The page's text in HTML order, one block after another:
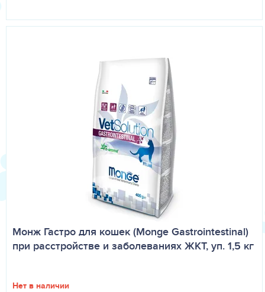
Монж Гастро для кошек (Monge Gastrointestinal)
при расстройстве и заболеваниях ЖКТ, уп. 1,5 кг
Нет в наличии